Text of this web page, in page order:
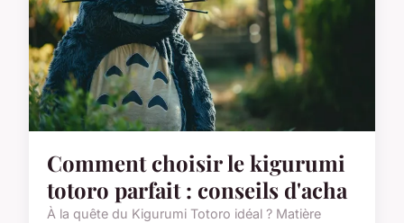
Comment choisir le kigurumi
totoro parfait : conseils d'acha
À la quête du Kigurumi Totoro idéal ? Matière